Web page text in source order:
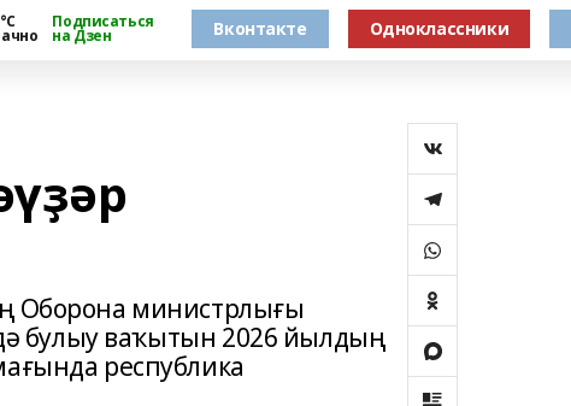
Подписаться
на Дзен Вконтакте Одноклассники
Оборона министрлығы
булыу ваҡытын 2026 йылдың
республика